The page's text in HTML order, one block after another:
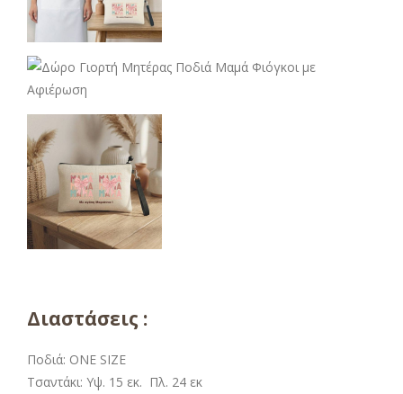
Διαστάσεις :
Ποδιά: ONE SIZE
Τσαντάκι: Υψ. 15 εκ. Πλ. 24 εκ